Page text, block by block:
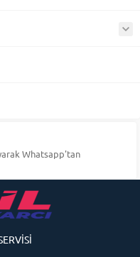
Whatsapp'tan